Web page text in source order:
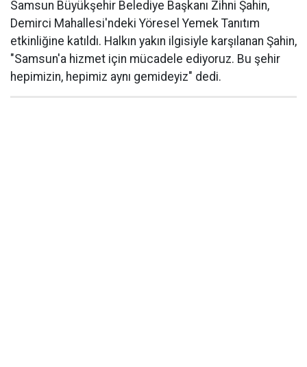
Samsun Büyükşehir Belediye Başkanı Zihni Şahin,
Demirci Mahallesi'ndeki Yöresel Yemek Tanıtım
etkinliğine katıldı. Halkın yakın ilgisiyle karşılanan Şahin,
"Samsun'a hizmet için mücadele ediyoruz. Bu şehir
hepimizin, hepimiz aynı gemideyiz" dedi.